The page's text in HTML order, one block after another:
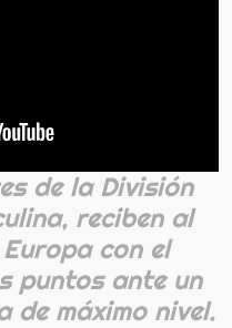
de la División
reciben al
con el
puntos ante un
de máximo nivel.